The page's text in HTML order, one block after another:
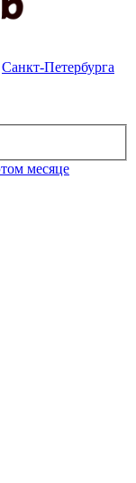
Санкт-Петербурга
месяце